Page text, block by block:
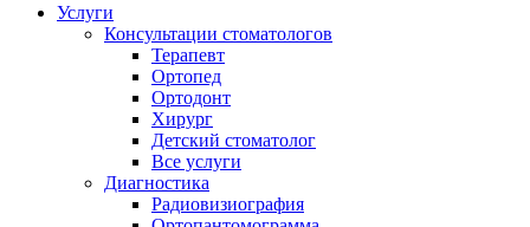
Услуги
Консультации стоматологов
Терапевт
Ортопед
Ортодонт
Хирург
Детский стоматолог
Все услуги
Диагностика
Радиовизиография